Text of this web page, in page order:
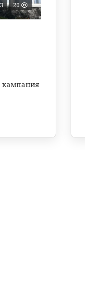
20
кампания